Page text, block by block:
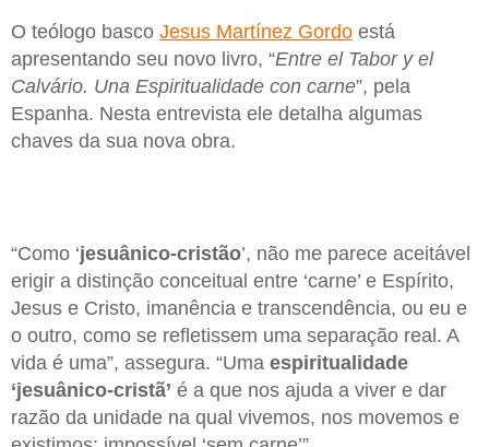
O teólogo basco Jesus Martínez Gordo está
apresentando seu novo livro, “Entre el Tabor y el
Calvário. Una Espiritualidade con carne”, pela
Espanha. Nesta entrevista ele detalha algumas
chaves da sua nova obra.
“Como ‘jesuânico-cristão’, não me parece aceitável
erigir a distinção conceitual entre ‘carne’ e Espírito,
Jesus e Cristo, imanência e transcendência, ou eu e
o outro, como se refletissem uma separação real. A
vida é uma”, assegura. “Uma espiritualidade
‘jesuânico-cristã’ é a que nos ajuda a viver e dar
razão da unidade na qual vivemos, nos movemos e